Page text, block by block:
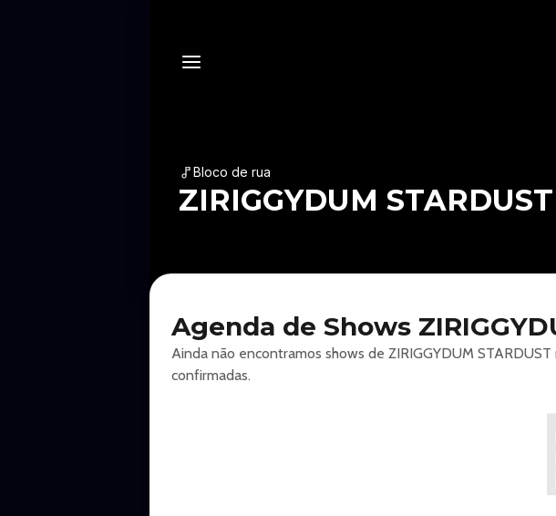
Bloco de rua
ZIRIGGYDUM STARDUST
Agenda de Shows
Ainda não encontramos shows de ZIRIGGYDUM
confirmadas.